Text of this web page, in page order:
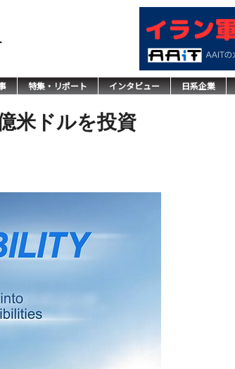
特集・リポート インタビュー 日系企業
米ドルを投資